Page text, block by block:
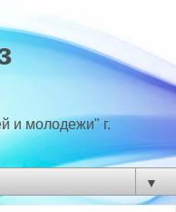
и молодежи" г.
▼